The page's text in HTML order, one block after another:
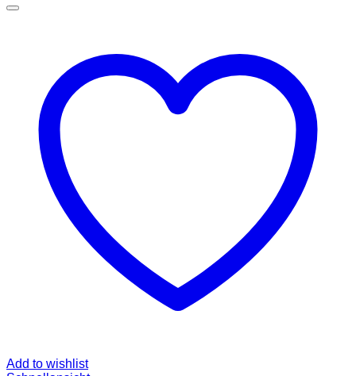
Add to wishlist